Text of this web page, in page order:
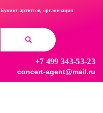
Букинг артистов, организация
+7 499 343-53-23
concert-agent@mail.ru